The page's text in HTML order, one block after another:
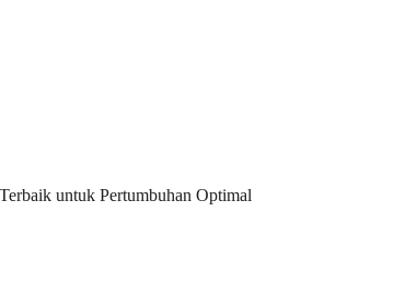
untuk Pertumbuhan Optimal